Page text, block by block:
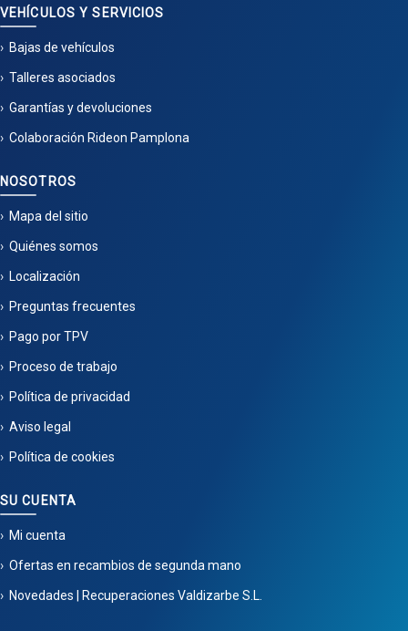
VEHÍCULOS Y SERVICIOS
Bajas de vehículos
Talleres asociados
Garantías y devoluciones
Colaboración Rideon Pamplona
NOSOTROS
Mapa del sitio
Quiénes somos
Localización
Preguntas frecuentes
Pago por TPV
Proceso de trabajo
Política de privacidad
Aviso legal
Política de cookies
SU CUENTA
Mi cuenta
Ofertas en recambios de segunda mano
Novedades | Recuperaciones Valdizarbe S.L.